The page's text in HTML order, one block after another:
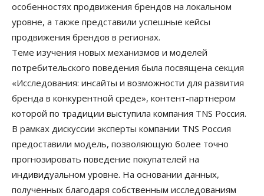
особенностях продвижения брендов на локальном
уровне, а также представили успешные кейсы
продвижения брендов в регионах.
Теме изучения новых механизмов и моделей
потребительского поведения была посвящена секция
«Исследования: инсайты и возможности для развития
бренда в конкурентной среде», контент-партнером
которой по традиции выступила компания TNS Россия.
В рамках дискуссии эксперты компании TNS Россия
предоставили модель, позволяющую более точно
прогнозировать поведение покупателей на
индивидуальном уровне. На основании данных,
полученных благодаря собственным исследованиям